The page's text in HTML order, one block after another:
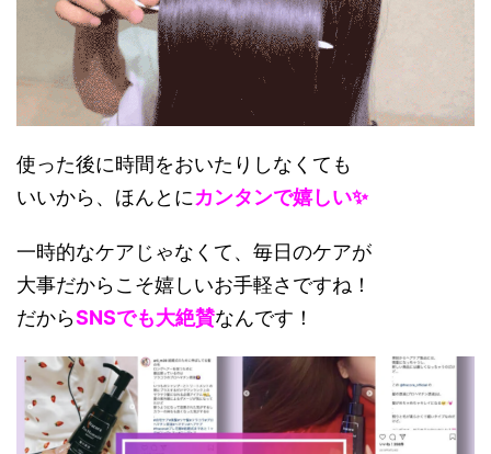
使った後に時間をおいたりしなくても
いいから、ほんとにカンタンで嬉しい✨
一時的なケアじゃなくて、毎日のケアが
大事だからこそ嬉しいお手軽さですね！
だからSNSでも大絶賛なんです！